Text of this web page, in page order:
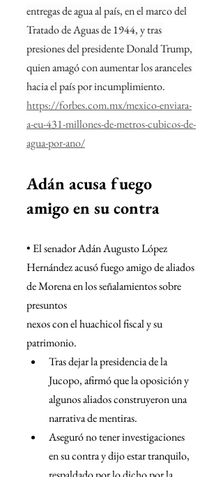
entregas de agua al país, en el marco del
Tratado de Aguas de 1944, y tras
presiones del presidente Donald Trump,
quien amagó con aumentar los aranceles
hacia el país por incumplimiento.
https://forbes.com.mx/mexico-enviara-
a-eu-431-millones-de-metros-cubicos-de-
agua-por-ano/
Adán acusa fuego
amigo en su contra
• El senador Adán Augusto López
Hernández acusó fuego amigo de aliados
de Morena en los señalamientos sobre
presuntos
nexos con el huachicol fiscal y su
patrimonio.
﻿﻿Tras dejar la presidencia de la
Jucopo, afirmó que la oposición y
algunos aliados construyeron una
narrativa de mentiras.
﻿﻿Aseguró no tener investigaciones
en su contra y dijo estar tranquilo,